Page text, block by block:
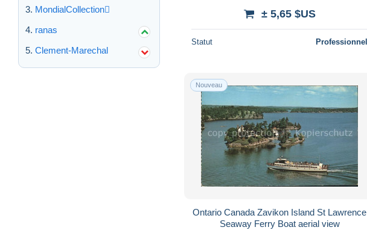
MondialCollection
ranas
Clement-Marechal
± 5,65 $US
Statut Professionnel
Nouveau
Ontario Canada Zavikon Island St Lawrence
Seaway Ferry Boat aerial view